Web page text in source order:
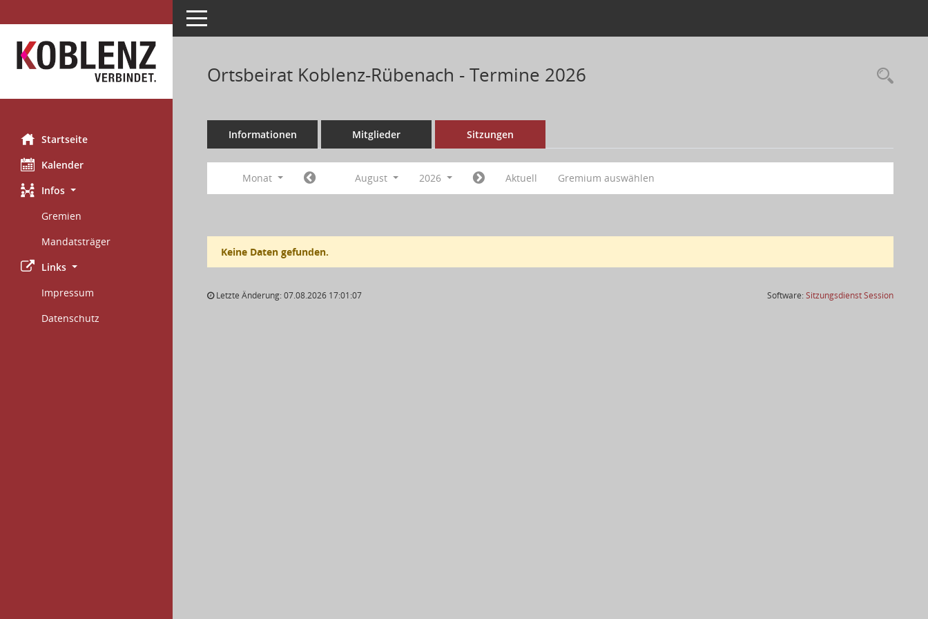
Startseite
Kalender
Infos
Gremien
Mandatsträger
Links
Impressum
Datenschutz
Toggle navigation
Ortsbeirat Koblenz-Rübenach - Termine 2026
Informationen Mitglieder Sitzungen
Monat August 2026 Aktuell Gremium auswählen
Keine Daten gefunden.
Letzte Änderung: 07.08.2026 17:01:07 Software:SitzungsdienstSession(Wird in